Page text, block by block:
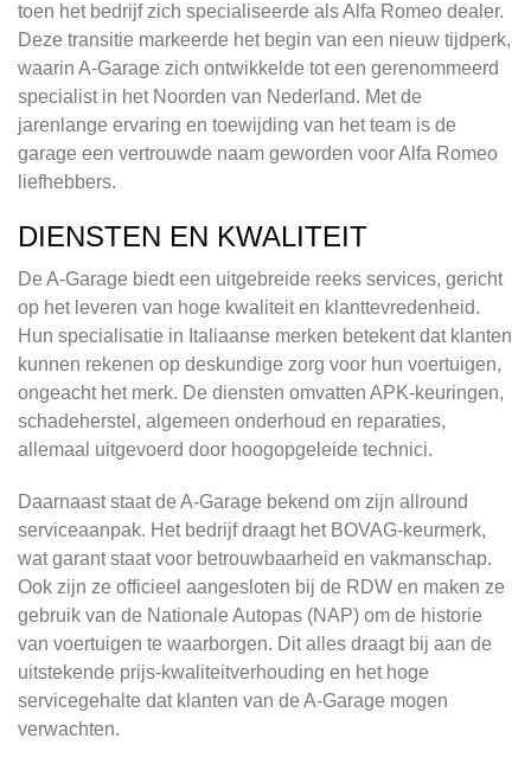
toen het bedrijf zich specialiseerde als Alfa Romeo dealer.
Deze transitie markeerde het begin van een nieuw tijdperk,
waarin A-Garage zich ontwikkelde tot een gerenommeerd
specialist in het Noorden van Nederland. Met de
jarenlange ervaring en toewijding van het team is de
garage een vertrouwde naam geworden voor Alfa Romeo
liefhebbers.
DIENSTEN EN KWALITEIT
De A-Garage biedt een uitgebreide reeks services, gericht
op het leveren van hoge kwaliteit en klanttevredenheid.
Hun specialisatie in Italiaanse merken betekent dat klanten
kunnen rekenen op deskundige zorg voor hun voertuigen,
ongeacht het merk. De diensten omvatten APK-keuringen,
schadeherstel, algemeen onderhoud en reparaties,
allemaal uitgevoerd door hoogopgeleide technici.
Daarnaast staat de A-Garage bekend om zijn allround
serviceaanpak. Het bedrijf draagt het BOVAG-keurmerk,
wat garant staat voor betrouwbaarheid en vakmanschap.
Ook zijn ze officieel aangesloten bij de RDW en maken ze
gebruik van de Nationale Autopas (NAP) om de historie
van voertuigen te waarborgen. Dit alles draagt bij aan de
uitstekende prijs-kwaliteitverhouding en het hoge
servicegehalte dat klanten van de A-Garage mogen
verwachten.